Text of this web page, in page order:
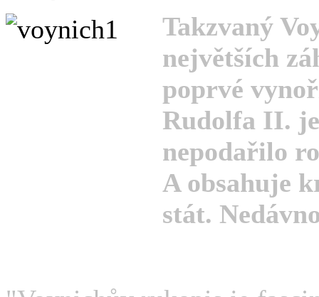
Takzvaný
největších
poprvé
Rudolfa II.
nepodařilo
A obsahuje
stát.